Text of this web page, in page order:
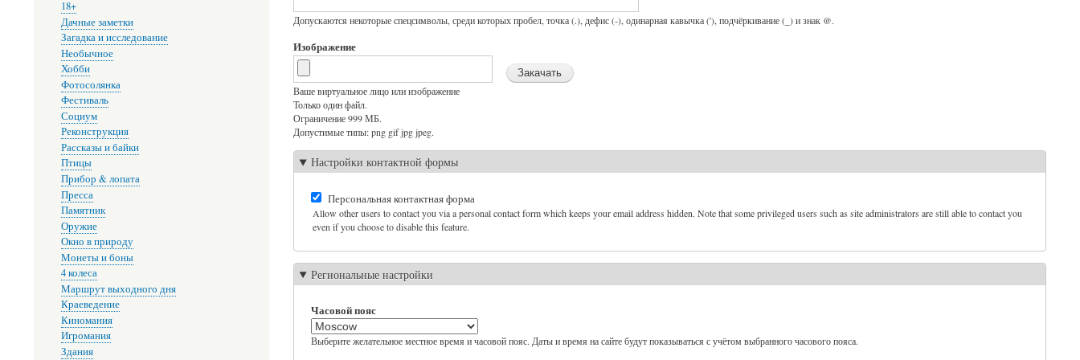
Допускаются некоторые спецсимволы, среди которых пробел, точка (.), дефис (-), одинарная кавычка ('), подчёркивание (_) и знак @.
Изображение
Ваше виртуальное лицо или изображение
Только один файл.
Ограничение 999 МБ.
Допустимые типы: png gif jpg jpeg.
Настройки контактной формы
Персональная контактная форма
Allow other users to contact you via a personal contact form which keeps your email address hidden. Note that some privileged users such as site administrators are still able to contact you
even if you choose to disable this feature.
Региональные настройки
Часовой пояс
Выберите желательное местное время и часовой пояс. Даты и время на сайте будут показываться с учётом выбранного часового пояса.
18+
Дачные заметки
Загадка и исследование
Необычное
Хобби
Фотосолянка
Фестиваль
Социум
Реконструкция
Рассказы и байки
Птицы
Прибор & лопата
Пресса
Памятник
Оружие
Окно в природу
Монеты и боны
4 колеса
Маршрут выходного дня
Краеведение
Киномания
Игромания
Здания